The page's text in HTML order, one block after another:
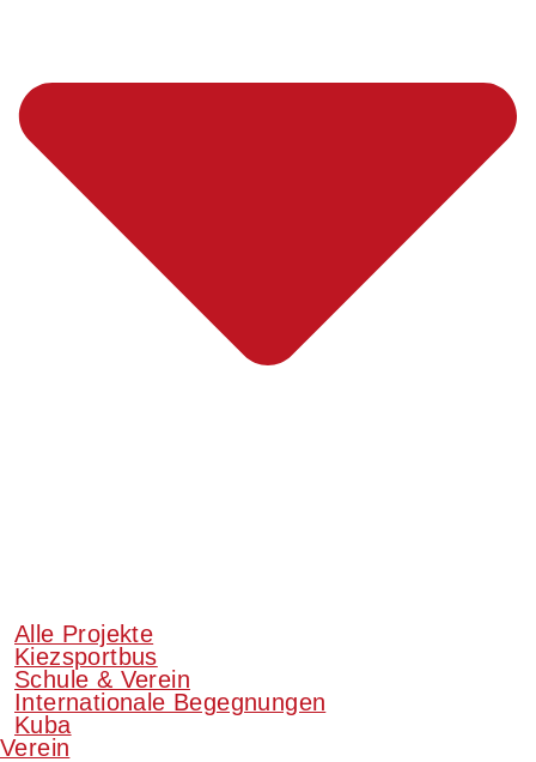
Alle Projekte
Kiezsportbus
Schule & Verein
Internationale Begegnungen
Kuba
Verein